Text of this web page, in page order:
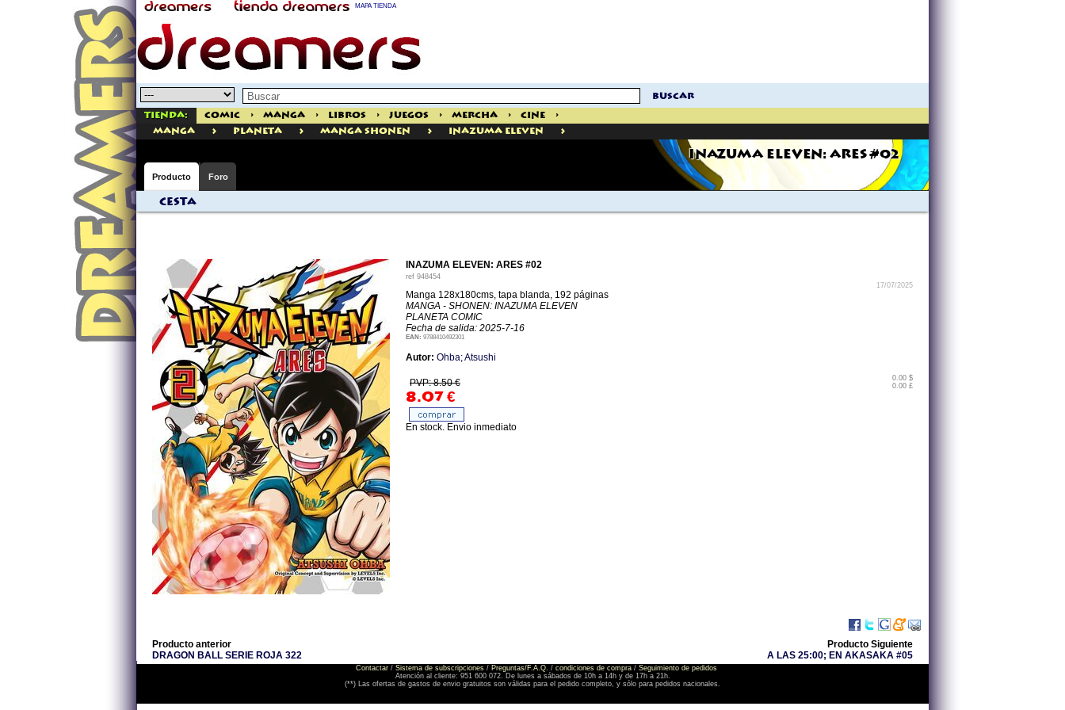
MAPA TIENDA
buscar
Tienda: Comic > Manga > Libros > Juegos > Mercha > Cine
>
manga
> Planeta > Manga Shonen > Inazuma Eleven >
INAZUMA ELEVEN: ARES #02
Producto Foro
Cesta
INAZUMA ELEVEN: ARES #02
ref 948454
17/07/2025
Manga 128x180cms, tapa blanda, 192 páginas
MANGA - SHONEN: INAZUMA ELEVEN
PLANETA COMIC
Fecha de salida: 2025-7-16
EAN: 9788410492301
Autor: Ohba; Atsushi
PVP: 8.50 €
8.07 €
0.00 $
0.00 £
En stock. Envio inmediato
Producto anterior
DRAGON BALL SERIE ROJA 322
Producto Siguiente
A LAS 25:00; EN AKASAKA #05
Contactar / Sistema de subscripciones / Preguntas/F.A.Q. / condiciones de compra / Seguimiento de pedidos
Atención al cliente: 951 600 072. De lunes a sábados de 10h a 14h y de 17h a 21h.
(**) Las ofertas de gastos de envio gratuitos son válidas para el pedido completo, y sólo para pedidos nacionales.